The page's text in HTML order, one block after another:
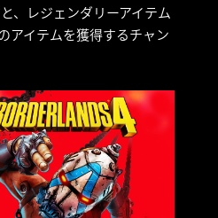
、レジェンダリーアイテム
アイテムを獲得するチャン